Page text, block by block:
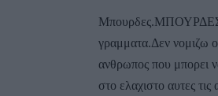
Μπουρδες.ΜΠΟΥΡΔΕΣ
γραμματα.Δεν νομιζω
ανθρωπος που μπορει
στο ελαχιστο αυτες τις